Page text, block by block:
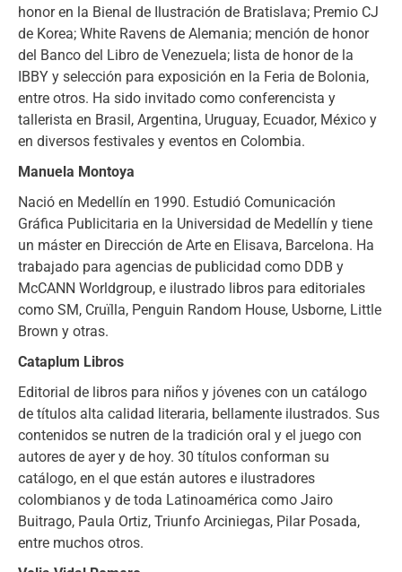
honor en la Bienal de Ilustración de Bratislava; Premio CJ
de Korea; White Ravens de Alemania; mención de honor
del Banco del Libro de Venezuela; lista de honor de la
IBBY y selección para exposición en la Feria de Bolonia,
entre otros. Ha sido invitado como conferencista y
tallerista en Brasil, Argentina, Uruguay, Ecuador, México y
en diversos festivales y eventos en Colombia.
Manuela Montoya
Nació en Medellín en 1990. Estudió Comunicación
Gráfica Publicitaria en la Universidad de Medellín y tiene
un máster en Dirección de Arte en Elisava, Barcelona. Ha
trabajado para agencias de publicidad como DDB y
McCANN Worldgroup, e ilustrado libros para editoriales
como SM, Cruïlla, Penguin Random House, Usborne, Little
Brown y otras.
Cataplum Libros
Editorial de libros para niños y jóvenes con un catálogo
de títulos alta calidad literaria, bellamente ilustrados. Sus
contenidos se nutren de la tradición oral y el juego con
autores de ayer y de hoy. 30 títulos conforman su
catálogo, en el que están autores e ilustradores
colombianos y de toda Latinoamérica como Jairo
Buitrago, Paula Ortiz, Triunfo Arciniegas, Pilar Posada,
entre muchos otros.